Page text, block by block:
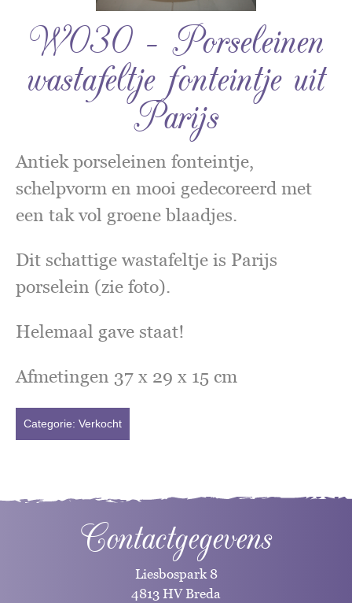
W030 – Porseleinen
wastafeltje fonteintje uit
Parijs
Antiek porseleinen fonteintje,
schelpvorm en mooi gedecoreerd met
een tak vol groene blaadjes.
Dit schattige wastafeltje is Parijs
porselein (zie foto).
Helemaal gave staat!
Afmetingen 37 x 29 x 15 cm
Categorie: Verkocht
Contactgegevens
Liesbospark 8
4813 HV Breda